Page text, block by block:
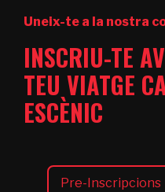
Uneix-te a la nostra
INSCRIU-TE
TEU VIATGE
ESCÈNIC
Pre-Inscripcions